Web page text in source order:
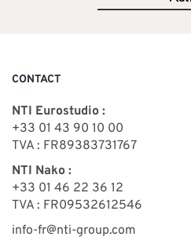
CONTACT
NTI Eurostudio :
+33 01 43 90 10 00
TVA : FR89383731767
NTI Nako :
+33 01 46 22 36 12
TVA : FR09532612546
info-fr@nti-group.com